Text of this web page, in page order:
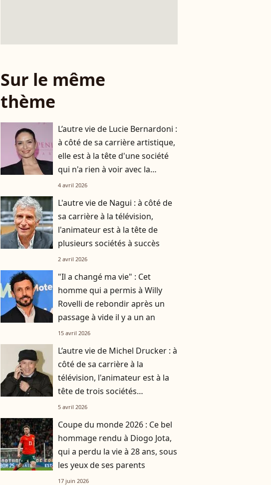
Sur le même
thème
L’autre vie de Lucie Bernardoni :
à côté de sa carrière artistique,
elle est à la tête d'une société
qui n'a rien à voir avec la
musique
4 avril 2026
L'autre vie de Nagui : à côté de
sa carrière à la télévision,
l'animateur est à la tête de
plusieurs sociétés à succès
2 avril 2026
"Il a changé ma vie" : Cet
homme qui a permis à Willy
Rovelli de rebondir après un
passage à vide il y a un an
15 avril 2026
L’autre vie de Michel Drucker : à
côté de sa carrière à la
télévision, l'animateur est à la
tête de trois sociétés
méconnues
5 avril 2026
Coupe du monde 2026 : Ce bel
hommage rendu à Diogo Jota,
qui a perdu la vie à 28 ans, sous
les yeux de ses parents
17 juin 2026